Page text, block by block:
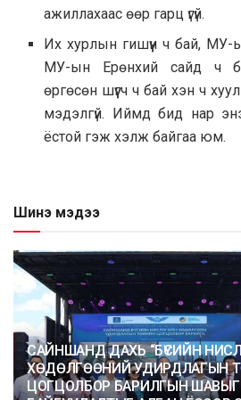
ажиллахаас өөр гарц үгүй.
Их хурлын гишүүн ч бай, МУ-
МУ-ын Ерөнхий сайд ч
өргөсөн шүүгч ч бай хэн ч
мэдэлгүй. Иймд бид нар
ёстой гэж хэлж байгаа юм.
Шинэ мэдээ
САЙНШАНД ДАХЬ “БҮСИЙН
ХӨДӨЛГӨӨНИЙ УДИРДЛАГЫН
ЦОГЦОЛБОР БАРИЛГЫН ШАВЫГ